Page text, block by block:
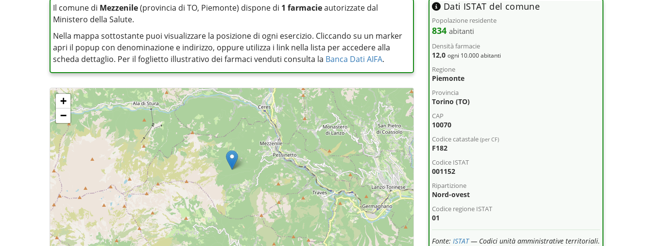
Il comune di Mezzenile(provincia di TO, Piemonte) dispone di 1 farmacieautorizzate dal
Ministero della Salute.
Nella mappa sottostante puoi visualizzare la posizione di ogni esercizio. Cliccando su un marker
apri il popup con denominazione e indirizzo, oppure utilizza i link nella lista per accedere alla
scheda dettaglio. Per il foglietto illustrativo dei farmaci venduti consulta la Banca Dati AIFA.
+
−
Dati ISTAT del comune
Popolazione residente
834 abitanti
Densità farmacie
12,0 ogni 10.000 abitanti
Regione
Piemonte
Provincia
Torino (TO)
CAP
10070
Codice catastale (per CF)
F182
Codice ISTAT
001152
Ripartizione
Nord-ovest
Codice regione ISTAT
01
Fonte: ISTAT— Codici unità amministrative territoriali.